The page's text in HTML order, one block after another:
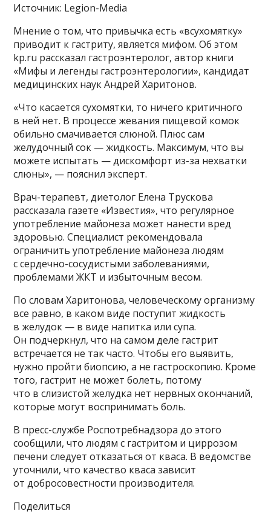
Источник: Legion-Media
Мнение о том, что привычка есть «всухомятку»
приводит к гастриту, является мифом. Об этом
kp.ru рассказал гастроэнтеролог, автор книги
«Мифы и легенды гастроэнтерологии», кандидат
медицинских наук Андрей Харитонов.
«Что касается сухомятки, то ничего критичного
в ней нет. В процессе жевания пищевой комок
обильно смачивается слюной. Плюс сам
желудочный сок — жидкость. Максимум, что вы
можете испытать — дискомфорт из-за нехватки
слюны», — пояснил эксперт.
Врач-терапевт, диетолог Елена Трускова
рассказала газете «Известия», что регулярное
употребление майонеза может нанести вред
здоровью. Специалист рекомендовала
ограничить употребление майонеза людям
с сердечно-сосудистыми заболеваниями,
проблемами ЖКТ и избыточным весом.
По словам Харитонова, человеческому организму
все равно, в каком виде поступит жидкость
в желудок — в виде напитка или супа.
Он подчеркнул, что на самом деле гастрит
встречается не так часто. Чтобы его выявить,
нужно пройти биопсию, а не гастроскопию. Кроме
того, гастрит не может болеть, потому
что в слизистой желудка нет нервных окончаний,
которые могут воспринимать боль.
В пресс-службе Роспотребнадзора до этого
сообщили, что людям с гастритом и циррозом
печени следует отказаться от кваса. В ведомстве
уточнили, что качество кваса зависит
от добросовестности производителя.
Поделиться